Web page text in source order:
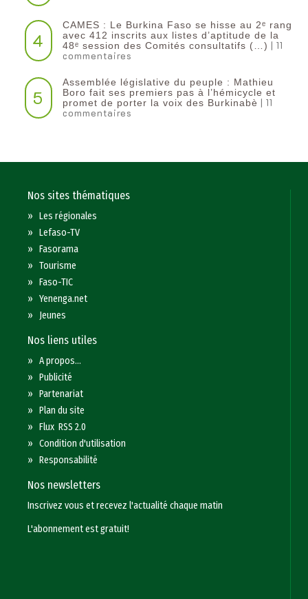
4
CAMES : Le Burkina Faso se hisse au 2ᵉ rang
avec 412 inscrits aux listes d’aptitude de la
48ᵉ session des Comités consultatifs (…) | 11
commentaires
5
Assemblée législative du peuple : Mathieu
Boro fait ses premiers pas à l’hémicycle et
promet de porter la voix des Burkinabè | 11
commentaires
Nos sites thématiques
»Les régionales
»Lefaso-TV
»Fasorama
»Tourisme
»Faso-TIC
»Yenenga.net
» Jeunes
Nos liens utiles
»A propos...
»Publicité
»Partenariat
»Plan du site
»Flux RSS 2.0
»Condition d'utilisation
»Responsabilité
Nos newsletters
Inscrivez vous et recevez l'actualité chaque matin
L'abonnement est gratuit!